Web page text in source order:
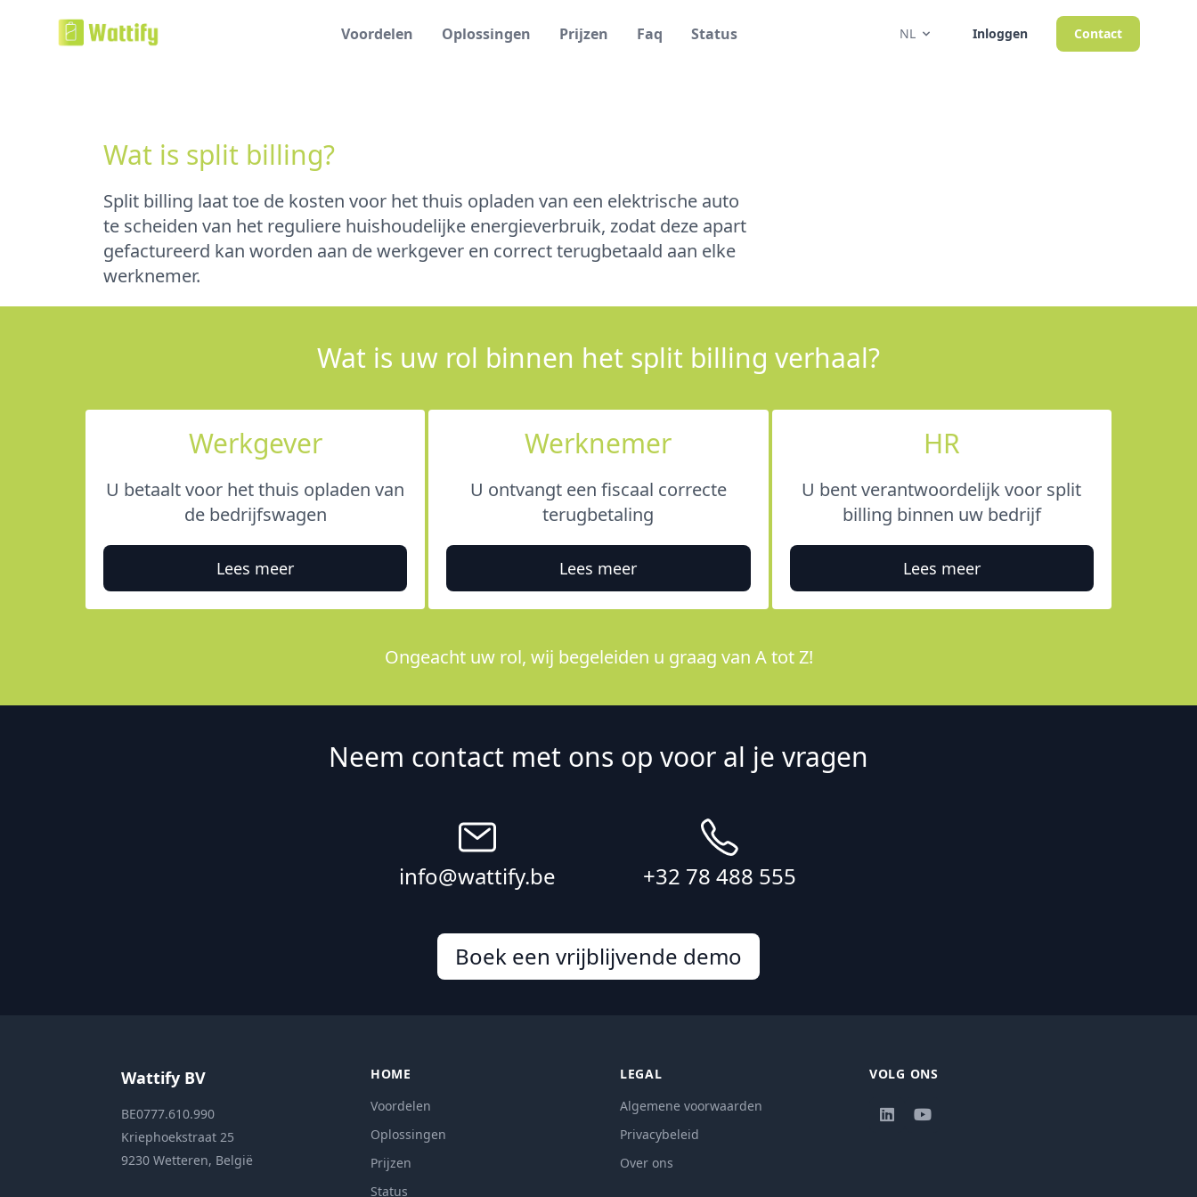
Voordelen Oplossingen Prijzen Faq Status NL Inloggen Contact
Wat is split billing?
Split billing laat toe de kosten voor het thuis opladen van een elektrische auto
te scheiden van het reguliere huishoudelijke energieverbruik, zodat deze apart
gefactureerd kan worden aan de werkgever en correct terugbetaald aan elke
werknemer.
Wat is uw rol binnen het split billing verhaal?
Werkgever
U betaalt voor het thuis opladen van
de bedrijfswagen
Lees meer
Werknemer
U ontvangt een fiscaal correcte
terugbetaling
Lees meer
HR
U bent verantwoordelijk voor split
billing binnen uw bedrijf
Lees meer
Ongeacht uw rol, wij begeleiden u graag van A tot Z!
Neem contact met ons op voor al je vragen
info@wattify.be +32 78 488 555
Boek een vrijblijvende demo
Wattify BV
BE0777.610.990
Kriephoekstraat 25
9230 Wetteren, België
HOME
Voordelen
Oplossingen
Prijzen
Status
LEGAL
Algemene voorwaarden
Privacybeleid
Over ons
VOLG ONS